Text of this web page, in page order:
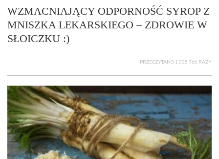
WZMACNIAJĄCY ODPORNOŚĆ SYROP Z
MNISZKA LEKARSKIEGO – ZDROWIE W
SŁOICZKU :)
PRZECZYTANO 1 005 766 RAZY